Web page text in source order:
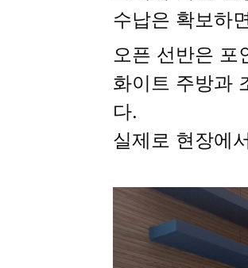
수납은 확보하
오픈 선반은 포
화이트 주방과
다.
실제로 현장에